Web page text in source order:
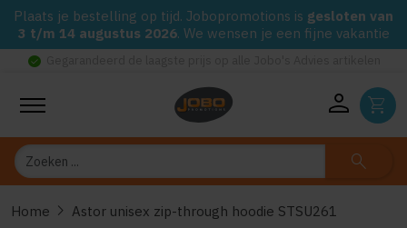
Plaats je bestelling op tijd. Jobopromotions is gesloten van
3 t/m 14 augustus 2026. We wensen je een fijne vakantie
check_circle
person shopping_cart
Zoeken search
Home chevron_right Astor unisex zip-through hoodie STSU261